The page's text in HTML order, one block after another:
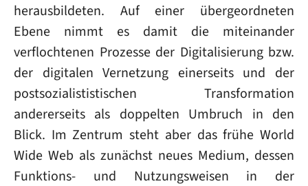
herausbildeten. Auf einer übergeordneten
Ebene nimmt es damit die miteinander
verflochtenen Prozesse der Digitalisierung bzw.
der digitalen Vernetzung einerseits und der
postsozialististischen Transformation
andererseits als doppelten Umbruch in den
Blick. Im Zentrum steht aber das frühe World
Wide Web als zunächst neues Medium, dessen
Funktions- und Nutzungsweisen in der